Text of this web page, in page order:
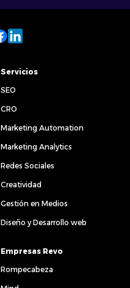
Servicios
SEO
CRO
Marketing Automation
Marketing Analytics
Redes Sociales
Creatividad
Gestión en Medios
Diseño y Desarrollo web
Empresas Revo
Rompecabeza